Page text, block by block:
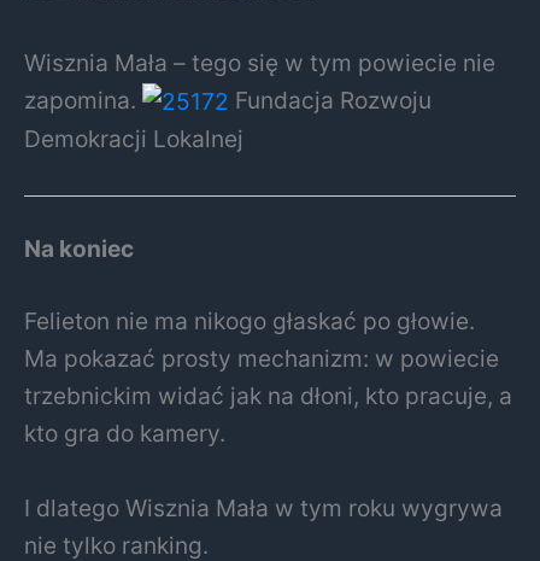
Wisznia Mała – tego się w tym powiecie nie
zapomina.
Fundacja Rozwoju
Demokracji Lokalnej
Na koniec
Felieton nie ma nikogo głaskać po głowie.
Ma pokazać prosty mechanizm: w powiecie
trzebnickim widać jak na dłoni, kto pracuje, a
kto gra do kamery.
I dlatego Wisznia Mała w tym roku wygrywa
nie tylko ranking.